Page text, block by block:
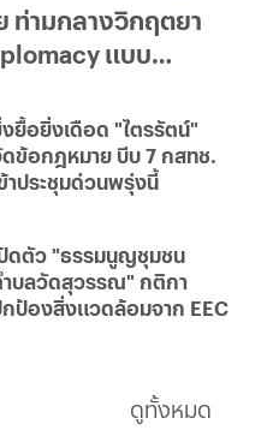
ท่ามกลางวิกฤตยา
แบบ
ยื้อยิ่งเดือด "ไตรรัตน์"
ข้อกฎหมาย บีบ 7 กสทช.
าประชุมด่วนพรุ่งนี้
ดตัว "ธรรมนูญชุมชน
บลวัดสุวรรณ" กติกา
ป้องสิ่งแวดล้อมจาก EEC
ดูทั้งหมด